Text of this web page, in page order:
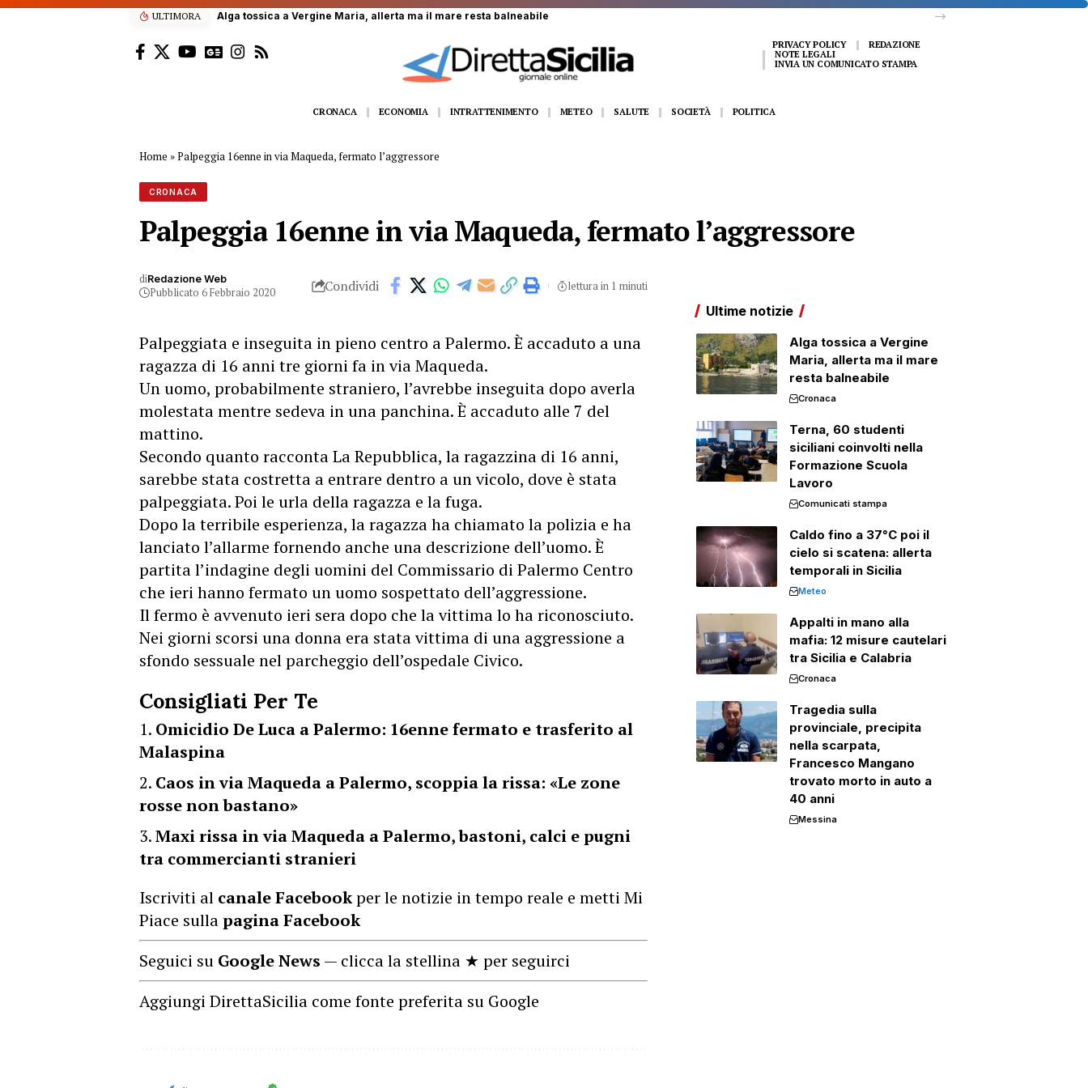
ULTIMORA Alga tossica a Vergine Maria, allerta ma il mare resta balneabile
PRIVACY POLICY
REDAZIONE
NOTE LEGALI
INVIA UN COMUNICATO STAMPA
CRONACA ECONOMIA INTRATTENIMENTO METEO SALUTE SOCIETÀ POLITICA
Home »Palpeggia 16enne in via Maqueda, fermato l’aggressore
CRONACA
Palpeggia 16enne in via Maqueda, fermato l’aggressore
diRedazione Web
Pubblicato 6 Febbraio 2020 Condividi lettura in 1 minuti
Palpeggiata e inseguita in pieno centro a Palermo. È accaduto a una
ragazza di 16 anni tre giorni fa in via Maqueda.
Un uomo, probabilmente straniero, l’avrebbe inseguita dopo averla
molestata mentre sedeva in una panchina. È accaduto alle 7 del
mattino.
Secondo quanto racconta La Repubblica, la ragazzina di 16 anni,
sarebbe stata costretta a entrare dentro a un vicolo, dove è stata
palpeggiata. Poi le urla della ragazza e la fuga.
Dopo la terribile esperienza, la ragazza ha chiamato la polizia e ha
lanciato l’allarme fornendo anche una descrizione dell’uomo. È
partita l’indagine degli uomini del Commissario di Palermo Centro
che ieri hanno fermato un uomo sospettato dell’aggressione.
Il fermo è avvenuto ieri sera dopo che la vittima lo ha riconosciuto.
Nei giorni scorsi una donna era stata vittima di una aggressione a
sfondo sessuale nel parcheggio dell’ospedale Civico.
Consigliati Per Te
Omicidio De Luca a Palermo: 16enne fermato e trasferito al
Malaspina
Caos in via Maqueda a Palermo, scoppia la rissa: «Le zone
rosse non bastano»
Maxi rissa in via Maqueda a Palermo, bastoni, calci e pugni
tra commercianti stranieri
Iscriviti al canale Facebookper le notizie in tempo reale e metti Mi
Piace sullapagina Facebook
Seguici su Google News — clicca la stellina ★ per seguirci
Aggiungi DirettaSicilia come fonte preferita su Google
Ultime notizie
Alga tossica a Vergine
Maria, allerta ma il mare
resta balneabile
Cronaca
Terna, 60 studenti
siciliani coinvolti nella
Formazione Scuola
Lavoro
Comunicati stampa
Caldo fino a 37°C poi il
cielo si scatena: allerta
temporali in Sicilia
Meteo
Appalti in mano alla
mafia: 12 misure cautelari
tra Sicilia e Calabria
Cronaca
Tragedia sulla
provinciale, precipita
nella scarpata,
Francesco Mangano
trovato morto in auto a
40 anni
Messina